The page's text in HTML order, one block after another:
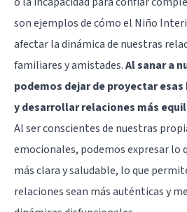
son ejemplos de cómo el Niño
afectar la dinámica de nuestras
familiares y amistades.Al sanar a
podemos dejar de proyectar
y desarrollar relaciones más
Al ser conscientes de nuestras
emocionales, podemos expresar lo
más clara y saludable, lo que
relaciones sean más auténticas y